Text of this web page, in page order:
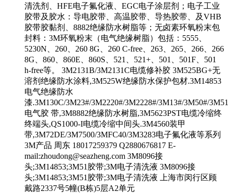
清洗剂、HFE电子氟化液、EGC电子涂层剂；电子工业
胶带及胶水：导电胶带、高温胶带、导热胶带、及VHB
胶带胶黏剂、8882绝缘防水树脂等；无卤素环氧粉末包
封料：3M环氧粉末（电气绝缘树脂）包括：5555、
5230N、260、260 8G、260 C-free、263、265、266、266
8G、860、860E、860S、521、521+、501、501F、501
h-free等。 3M2131B/3M2131C电缆修补胶 3M525BG+无
溶剂绝缘防水涂料,3M525W绝缘防水保护包材.3M14853
电气绝缘防水
漆.3M130C/3M23#/3M2220#/3M2228#/3M13#/3M50#/
电气胶 带,3M8882绝缘防水树脂,3M5623PST电缆冷缩终
终端头,QS1000-I电缆冷缩中间头.3M4560装甲
带,3M72DE/3M7500/3MFC40/3M3283电子氟化液等系列
3M产品 周东 18017259379 Q2880676817 E-
mail:zhoudong@seazheng.com 3M8096接
头;3M14853;3M51胶带;3M电子清洗液 3M8096接
头;3M14853;3M51胶带;3M电子清洗液 上海市闵行区顾
戴路2337号5幢(B栋)5层A2单元